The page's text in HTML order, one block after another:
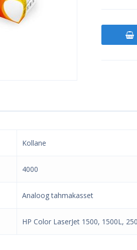
Kollane
4000
Analoog tahmakasset
HP Color LaserJet 1500, 1500L,